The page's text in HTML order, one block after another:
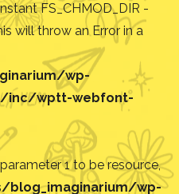
FS_CHMOD_DIR -
will throw an Error in a
wp-
inc/wptt-webfont-
1 to be resource,
wp-